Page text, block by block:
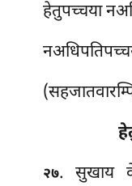
हेतुपच्चया
२७. सुखाय